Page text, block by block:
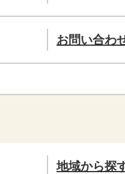
お問い合わ
地域から探